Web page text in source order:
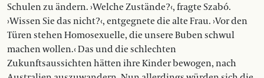
Schulen zu ändern. ›Welche Zustände?‹, fragte Szabó.
›Wissen Sie das nicht?‹, entgegnete die alte Frau. ›Vor den
Türen stehen Homosexuelle, die unsere Buben schwul
machen wollen.‹ Das und die schlechten
Zukunftsaussichten hätten ihre Kinder bewogen, nach